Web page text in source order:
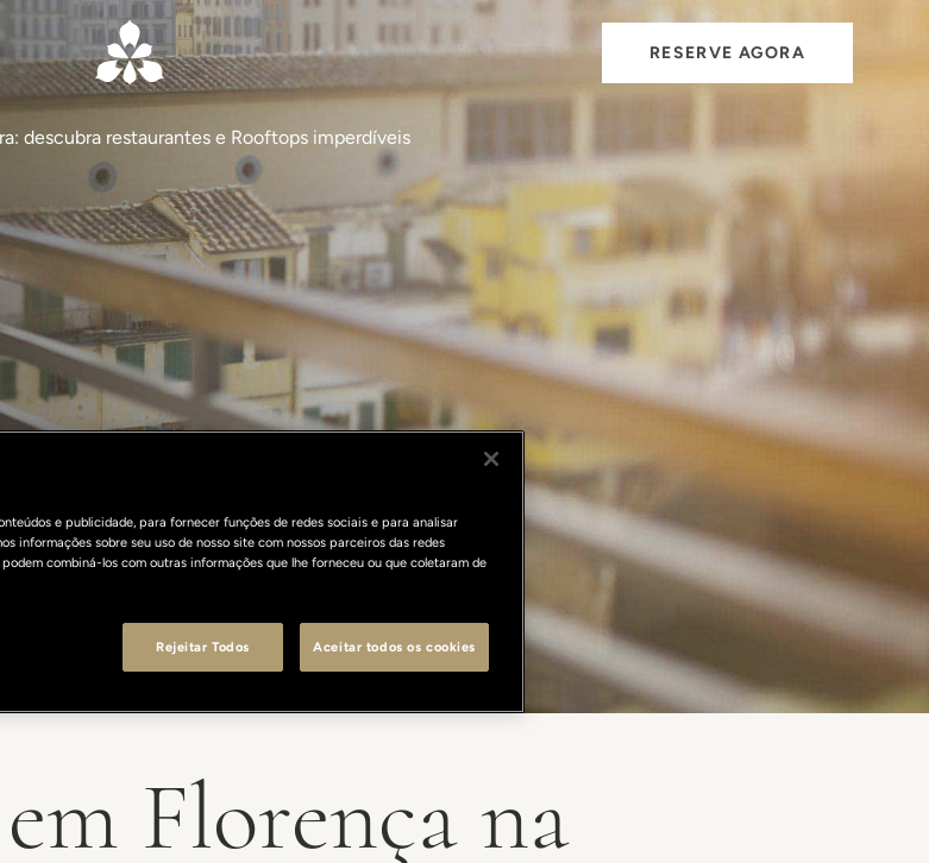
RESERVE AGORA
descubra restaurantes e Rooftops imperdíveis
Florença na
e publicidade, para fornecer funções de redes sociais e para analisar
informações sobre seu uso de nosso site com nossos parceiros das redes
combiná-los com outras informações que lhe forneceu ou que coletaram de
Rejeitar Todos Aceitar todos os cookies